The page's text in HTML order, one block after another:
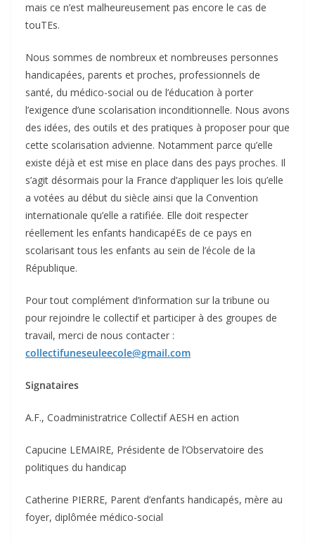
mais ce n’est malheureusement pas encore le cas de
touTEs.
Nous sommes de nombreux et nombreuses personnes
handicapées, parents et proches, professionnels de
santé, du médico-social ou de l’éducation à porter
l’exigence d’une scolarisation inconditionnelle. Nous avons
des idées, des outils et des pratiques à proposer pour que
cette scolarisation advienne. Notamment parce qu’elle
existe déjà et est mise en place dans des pays proches. Il
s’agit désormais pour la France d’appliquer les lois qu’elle
a votées au début du siècle ainsi que la Convention
internationale qu’elle a ratifiée. Elle doit respecter
réellement les enfants handicapéEs de ce pays en
scolarisant tous les enfants au sein de l’école de la
République.
Pour tout complément d’information sur la tribune ou
pour rejoindre le collectif et participer à des groupes de
travail, merci de nous contacter :
collectifuneseuleecole@gmail.com
Signataires
A.F., Coadministratrice Collectif AESH en action
Capucine LEMAIRE, Présidente de l’Observatoire des
politiques du handicap
Catherine PIERRE, Parent d’enfants handicapés, mère au
foyer, diplômée médico-social